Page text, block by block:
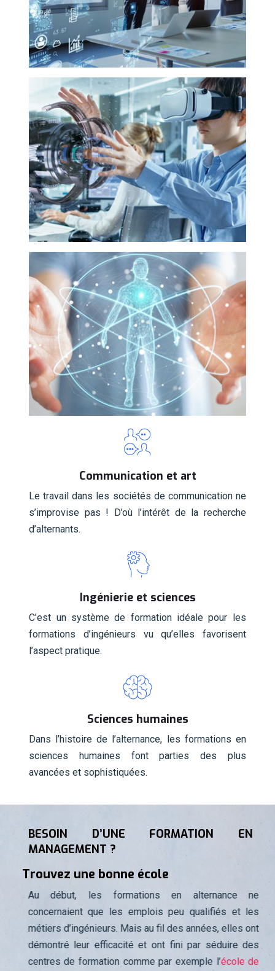
Communication et art
Le travail dans les sociétés de communication ne
s’improvise pas ! D’où l’intérêt de la recherche
d’alternants.
Ingénierie et sciences
C’est un système de formation idéale pour les
formations d’ingénieurs vu qu’elles favorisent
l’aspect pratique.
Sciences humaines
Dans l’histoire de l’alternance, les formations en
sciences humaines font parties des plus
avancées et sophistiquées.
BESOIN D’UNE FORMATION EN
MANAGEMENT ?
Trouvez une bonne école
Au début, les formations en alternance ne
concernaient que les emplois peu qualifiés et les
métiers d’ingénieurs. Mais au fil des années, elles ont
démontré leur efficacité et ont fini par séduire des
centres de formation comme par exemple l’ école de